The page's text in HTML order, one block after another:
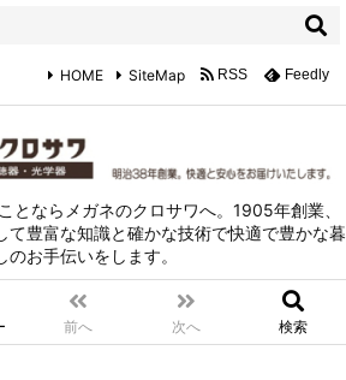
とならメガネのクロサワへ。1905年創業、
て豊富な知識と確かな技術で快適で豊かな暮
のお手伝いをします。
前へ 次へ 検索
HOME SiteMap RSS Feedly